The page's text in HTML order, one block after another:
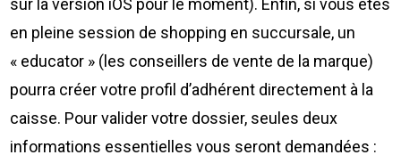
sur la version iOS pour le moment). Enfin, si vous êtes
en pleine session de shopping en succursale, un
« educator » (les conseillers de vente de la marque)
pourra créer votre profil d’adhérent directement à la
caisse. Pour valider votre dossier, seules deux
informations essentielles vous seront demandées :